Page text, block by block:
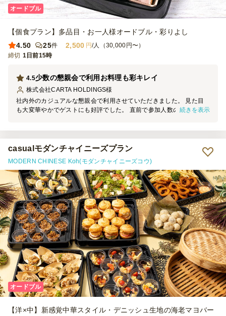
オードブル
【個食プラン】多品目・お一人様オードブル・彩りよし
4.50
25件 2,500 円/人（30,000円〜）
締切 1日前15時
少数の懇親会で利用お料理も彩キレイ
4.5
株式会社CARTA HOLDINGS様
社内外のカジュアルな懇親会で利用させていただきました。 見た目
も大変華やかでゲストにも好評でした。 直前で参加人数の変更もあ
続きを表示
casualモダンチャイニーズプラン
MODERN CHINESE Koh(モダンチャイニーズコウ)
オードブル
【洋×中】新感覚中華スタイル・デニッシュ生地の海老マヨバー